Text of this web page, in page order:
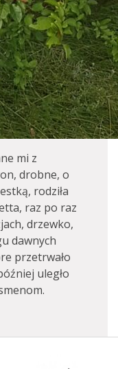
mi z
drobne, o
rodziła
raz po raz
drzewko,
dawnych
przetrwało
uległo